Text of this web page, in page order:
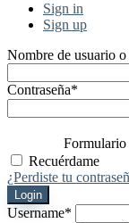
Sign in
Sign up
Nombre de usuario
Contraseña*
Formulario
Recuérdame
¿Perdiste tu
Login
Username*